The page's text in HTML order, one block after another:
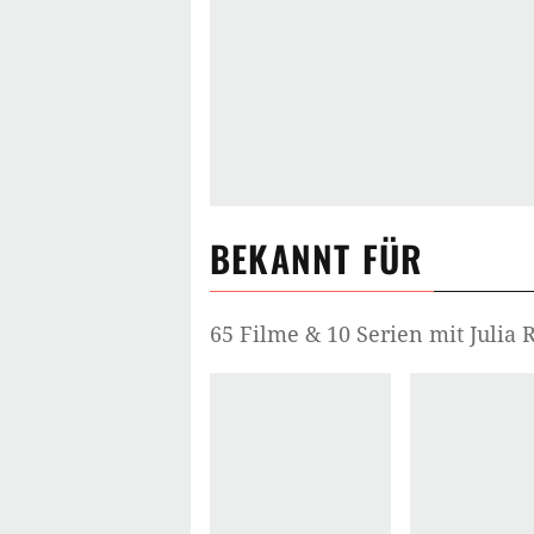
BEKANNT FÜR
65 Filme & 10 Serien mit Julia